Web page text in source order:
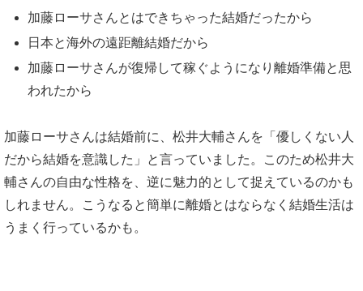
加藤ローサさんとはできちゃった結婚だったから
日本と海外の遠距離結婚だから
加藤ローサさんが復帰して稼ぐようになり離婚準備と思
われたから
加藤ローサさんは結婚前に、松井大輔さんを「優しくない人
だから結婚を意識した」と言っていました。このため松井大
輔さんの自由な性格を、逆に魅力的として捉えているのかも
しれません。こうなると簡単に離婚とはならなく結婚生活は
うまく行っているかも。